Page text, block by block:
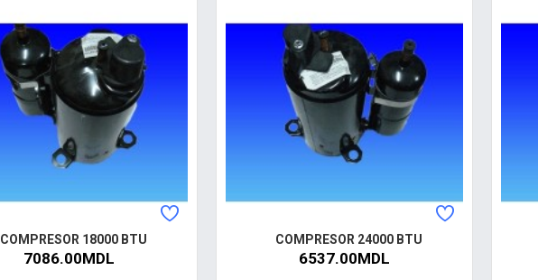
COMPRESOR 18000 BTU
7086.00MDL
COMPRESOR 24000 BTU
6537.00MDL